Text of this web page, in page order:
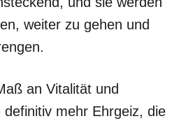
weiter zu gehen und
an Vitalität und
mehr Ehrgeiz, die